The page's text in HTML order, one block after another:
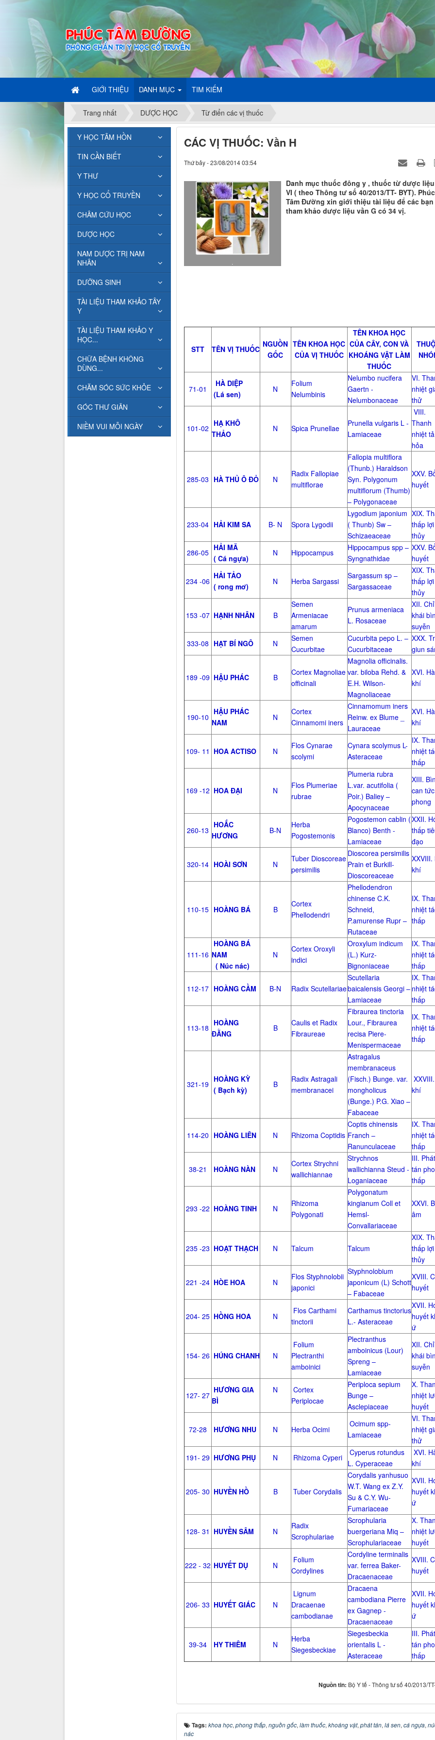
GIỚI THIỆU DANH MỤC TIM KIẾM
Trang nhất DƯỢC HỌC Từ điển các vị thuốc
CÁC VỊ THUỐC: Vần H
Thứ bảy - 23/08/2014 03:54
.
Danh mục thuốc đông y , thuốc từ dược
VI ( theo Thông tư số 40/2013/TT- BYT). Phúc
Tâm Đường xin giới thiệu tài liệu để các bạn
tham khảo dược liệu vần G có 34 vị.
STT TÊN VỊ THUỐC
NGUỒN
GỐC
TÊN KHOA HỌC
CỦA VỊ THUỐC
TÊN KHOA HỌC
CỦA CÂY, CON VÀ
KHOÁNG VẬT LÀM
THUỐC
71-01
HÀ DIỆP
(Lá sen)
N
Folium
Nelumbinis
Nelumbo nucifera
Gaertn -
Nelumbonaceae
VI.
nhiệt
thử
101-02
HẠ KHÔ
THẢO
N Spica Prunellae
Prunella vulgaris L -
Lamiaceae
VIII.
Thanh
nhiệt tả
hỏa
285-03 HÀ THỦ Ô ĐỎ N
Radix Fallopiae
multiflorae
Fallopia multiflora
(Thunb.) Haraldson
Syn. Polygonum
multiflorum (Thumb)
– Polygonaceae
XXV.
huyết
233-04 HẢI KIM SA B- N Spora Lygodii
Lygodium japonium
( Thunb) Sw –
Schizaeaceae
XIX.
thấp lợi
thủy
286-05
HẢI MÃ
( Cá ngựa)
N Hippocampus
Hippocampus spp –
Syngnathidae
XXV.
huyết
234 -06
HẢI TẢO
( rong mơ)
N Herba Sargassi
Sargassum sp –
Sargassaceae
XIX.
thấp lợi
thủy
153 -07 HẠNH NHÂN B
Semen
Armeniacae
amarum
Prunus armeniaca
L. Rosaceae
XII. Chỉ
khái
suyễn
333-08 HẠT BÍ NGÔ N
Semen
Cucurbitae
Cucurbita pepo L. –
Cucurbitaceae
XXX.
giun
189 -09 HẬU PHÁC B
Cortex Magnoliae
officinali
Magnolia officinalis.
var. biloba Rehd. &
E.H. Wilson-
Magnoliaceae
XVI.
khí
190-10
HẬU PHÁC
NAM
N
Cortex
Cinnamomi iners
Cinnamomum iners
Reinw. ex Blume _
Lauraceae
XVI.
khí
109- 11 HOA ACTISO N
Flos Cynarae
scolymi
Cynara scolymus L-
Asteraceae
IX.
nhiệt
thấp
169 -12 HOA ĐẠI N
Flos Plumeriae
rubrae
Plumeria rubra
L.var. acutifolia (
Poir.) Baliey –
Apocynaceae
XIII.
can tức
phong
260-13
HOẮC
HƯƠNG
B-N
Herba
Pogostemonis
Pogostemon cablin (
Blanco) Benth -
Lamiaceae
XXII.
thấp
đạo
320-14 HOÀI SƠN N
Tuber Dioscoreae
persimilis
Dioscorea persimilis
Prain et Burkill-
Dioscoreaceae
XXVIII.
khí
110-15 HOÀNG BÁ B
Cortex
Phellodendri
Phellodendron
chinense C.K.
Schneid,
P.amurense Rupr –
Rutaceae
IX.
nhiệt
thấp
111-16
HOÀNG BÁ
NAM
( Núc nác)
N
Cortex Oroxyli
indici
Oroxylum indicum
(L.) Kurz-
Bignoniaceae
IX.
nhiệt
thấp
112-17 HOÀNG CẦM B-N Radix Scutellariae
Scutellaria
baicalensis Georgi –
Lamiaceae
IX.
nhiệt
thấp
113-18
HOÀNG
ĐẰNG
B
Caulis et Radix
Fibraureae
Fibraurea tinctoria
Lour., Fibraurea
recisa Piere-
Menispermaceae
IX.
nhiệt
thấp
321-19
HOÀNG KỲ
( Bạch kỳ)
B
Radix Astragali
membranacei
Astragalus
membranaceus
(Fisch.) Bunge. var.
mongholicus
(Bunge.) P.G. Xiao –
Fabaceae
khí
114-20 HOÀNG LIÊN N Rhizoma Coptidis
Coptis chinensis
Franch –
Ranunculaceae
IX.
nhiệt
thấp
38-21 HOÀNG NÀN N
Cortex Strychni
wallichiannae
Strychnos
wallichianna Steud -
Loganiaceae
III. Phát
tán
thấp
293 -22 HOÀNG TINH N
Rhizoma
Polygonati
Polygonatum
kingianum Coll et
Hemsl-
Convallariaceae
XXVI.
âm
235 -23 HOẠT THẠCH N Talcum Talcum
XIX.
thấp lợi
thủy
221 -24 HÒE HOA N
Flos Styphnolobii
japonici
Styphnolobium
japonicum (L) Schott
– Fabaceae
XVIII.
huyết
204- 25 HỒNG HOA N
Flos Carthami
tinctorii
Carthamus tinctorius
L.- Asteraceae
XVII.
huyết
ứ
154- 26 HÚNG CHANH N
Folium
Plectranthi
amboinici
Plectranthus
amboinicus (Lour)
Spreng –
Lamiaceae
XII. Chỉ
khái
suyễn
127- 27
HƯƠNG GIA
BÌ
N
Cortex
Periplocae
Periploca sepium
Bunge –
Asclepiaceae
X.
nhiệt
huyết
72-28 HƯƠNG NHU N Herba Ocimi
Ocimum spp-
Lamiaceae
VI.
nhiệt
thử
191- 29 HƯƠNG PHỤ N Rhizoma Cyperi
Cyperus rotundus
L. Cyperaceae
XVI.
khí
205- 30 HUYỀN HỒ B Tuber Corydalis
Corydalis yanhusuo
W.T. Wang ex Z.Y.
Su & C.Y. Wu-
Fumariaceae
XVII.
huyết
ứ
128- 31 HUYỀN SÂM N
Radix
Scrophulariae
Scrophularia
buergeriana Miq –
Scrophulariaceae
X.
nhiệt
huyết
222 - 32 HUYẾT DỤ N
Folium
Cordylines
Cordyline terminalis
var. ferrea Baker-
Dracaenaceae
XVIII.
huyết
206- 33 HUYẾT GIÁC N
Lignum
Dracaenae
cambodianae
Dracaena
cambodiana Pierre
ex Gagnep -
Dracaenaceae
XVII.
huyết
ứ
39-34 HY THIÊM N
Herba
Siegesbeckiae
Siegesbeckia
orientalis L -
Asteraceae
III. Phát
tán
thấp
Nguồn tin: Bộ Y tế - Thông tư số 40/2013/
Tags: khoa học, phong thấp, nguồn gốc, làm thuốc, khoáng vật, phát tán, lá sen, cá ngựa,
nác
Y HỌC TÂM HỒN
TIN CẦN BIẾT
Y THƯ
Y HỌC CỔ TRUYỀN
CHÂM CỨU HỌC
DƯỢC HỌC
NAM DƯỢC TRỊ NAM
NHÂN
DƯỠNG SINH
TÀI LIỆU THAM KHẢO TÂY
Y
TÀI LIỆU THAM KHẢO Y
HỌC...
CHỮA BỆNH KHÔNG
DÙNG...
CHĂM SÓC SỨC KHỎE
GÓC THƯ GIÃN
NIỀM VUI MỖI NGÀY